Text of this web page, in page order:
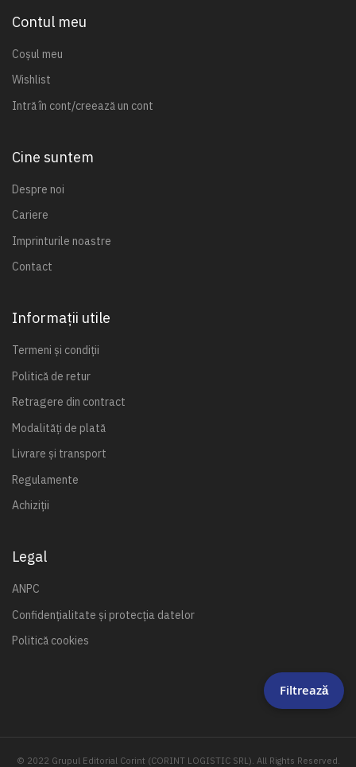
Contul meu
Coșul meu
Wishlist
Intră în cont/creează un cont
Cine suntem
Despre noi
Cariere
Imprinturile noastre
Contact
Informații utile
Termeni și condiții
Politică de retur
Retragere din contract
Modalități de plată
Livrare și transport
Regulamente
Achiziții
Legal
ANPC
Confidențialitate și protecția datelor
Politică cookies
© 2022 Grupul Editorial Corint (CORINT LOGISTIC SRL). All Rights Reserved.
Filtrează